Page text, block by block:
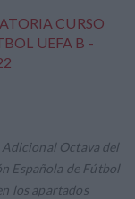
CURSO
UEFA B -
Octava del
Española de Fútbol
los apartados